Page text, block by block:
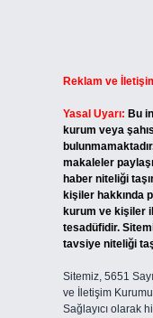
Reklam ve
Yasal Uyarı: Bu
kurum veya
makaleler
haber niteliği
kişiler hakkında
kurum ve kişiler
tesadüfidir.
tavsiye niteliği
Sitemiz, 5651
ve İletişim
Sağlayıcı olarak